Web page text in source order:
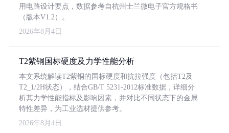
用电路设计要点，数据参考自杭州士兰微电子官方规格书
（版本V1.2）。
2026年8月4日
T2紫铜国标硬度及力学性能分析
本文系统解读T2紫铜的国标硬度和抗拉强度（包括T2及
T2_1/2H状态），结合GB/T 5231-2012标准数据，详细分
析其力学性能指标及影响因素，并对比不同状态下的金属
特性差异，为工业选材提供参考。
2026年8月4日